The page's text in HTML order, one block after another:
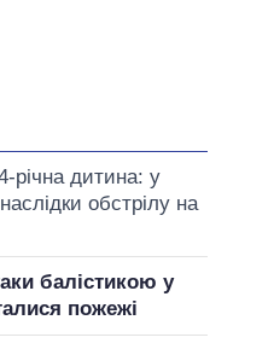
річна дитина: у
обстрілу на
балістикою у
пожежі